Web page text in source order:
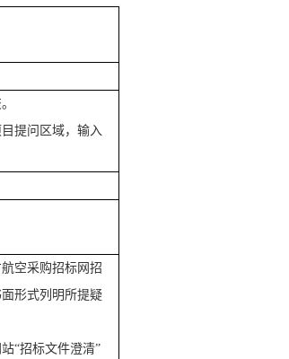
提问区域，输入
空采购招标网招
形式列明所提疑
“招标文件澄清”